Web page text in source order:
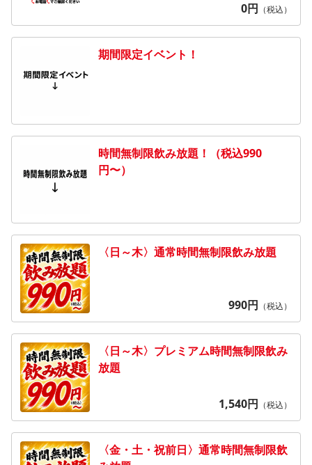
0円 （税込）
期間限定イベント！
時間無制限飲み放題！（税込990
円〜）
〈日～木〉通常時間無制限飲み放題
990円 （税込）
〈日～木〉プレミアム時間無制限飲み
放題
1,540円 （税込）
〈金・土・祝前日〉通常時間無制限飲